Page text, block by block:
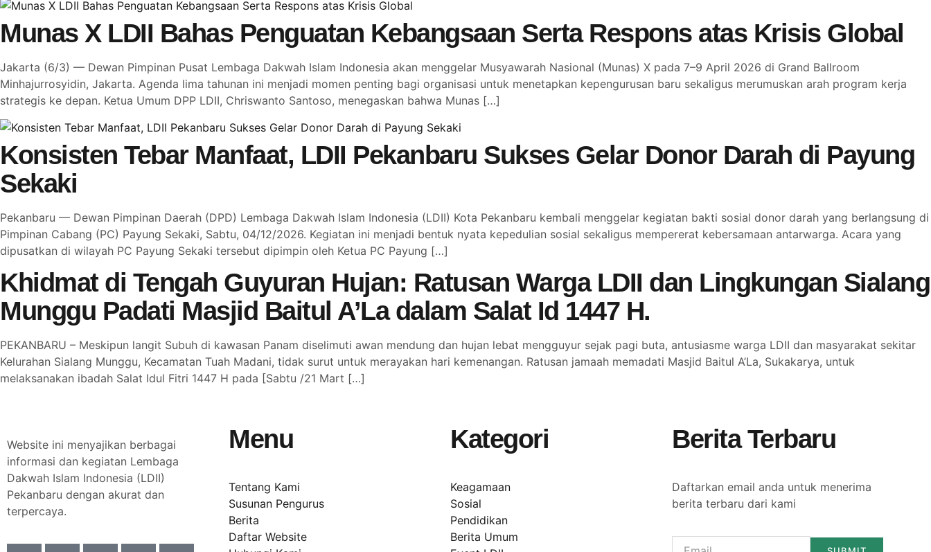
Munas X LDII Bahas Penguatan Kebangsaan Serta Respons atas Krisis Global
Jakarta (6/3) — Dewan Pimpinan Pusat Lembaga Dakwah Islam Indonesia akan menggelar Musyawarah Nasional (Munas) X pada 7–9 April 2026 di Grand Ballroom
Minhajurrosyidin, Jakarta. Agenda lima tahunan ini menjadi momen penting bagi organisasi untuk menetapkan kepengurusan baru sekaligus merumuskan arah program kerja
strategis ke depan. Ketua Umum DPP LDII, Chriswanto Santoso, menegaskan bahwa Munas […]
Konsisten Tebar Manfaat, LDII Pekanbaru Sukses Gelar Donor Darah di Payung
Sekaki
Pekanbaru — Dewan Pimpinan Daerah (DPD) Lembaga Dakwah Islam Indonesia (LDII) Kota Pekanbaru kembali menggelar kegiatan bakti sosial donor darah yang berlangsung di
Pimpinan Cabang (PC) Payung Sekaki, Sabtu, 04/12/2026. Kegiatan ini menjadi bentuk nyata kepedulian sosial sekaligus mempererat kebersamaan antarwarga. Acara yang
dipusatkan di wilayah PC Payung Sekaki tersebut dipimpin oleh Ketua PC Payung […]
Khidmat di Tengah Guyuran Hujan: Ratusan Warga LDII dan Lingkungan Sialang
Munggu Padati Masjid Baitul A’La dalam Salat Id 1447 H.
PEKANBARU – Meskipun langit Subuh di kawasan Panam diselimuti awan mendung dan hujan lebat mengguyur sejak pagi buta, antusiasme warga LDII dan masyarakat sekitar
Kelurahan Sialang Munggu, Kecamatan Tuah Madani, tidak surut untuk merayakan hari kemenangan. Ratusan jamaah memadati Masjid Baitul A’La, Sukakarya, untuk
melaksanakan ibadah Salat Idul Fitri 1447 H pada [Sabtu /21 Mart […]
Website ini menyajikan berbagai
informasi dan kegiatan Lembaga
Dakwah Islam Indonesia (LDII)
Pekanbaru dengan akurat dan
terpercaya.
Menu
Tentang Kami
Susunan Pengurus
Berita
Daftar Website
Kategori
Keagamaan
Sosial
Pendidikan
Berita Umum
Berita Terbaru
Daftarkan email anda untuk menerima
berita terbaru dari kami